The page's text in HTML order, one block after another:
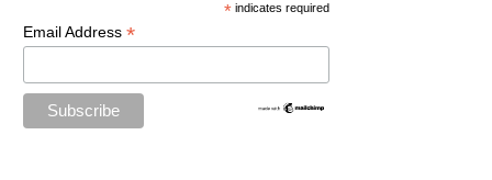
* indicates required
Email Address *